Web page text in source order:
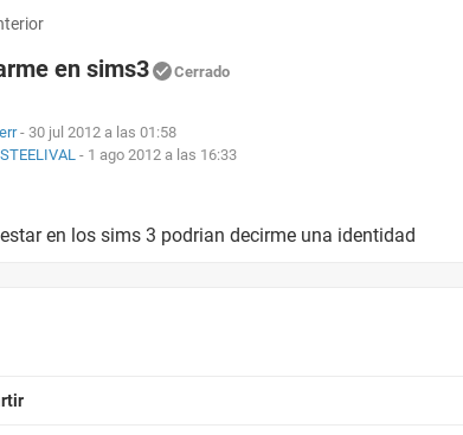
en sims3 Cerrado
- 30 jul 2012 a las 01:58
STEELIVAL - 1 ago 2012 a las 16:33
en los sims 3 podrian decirme una identidad